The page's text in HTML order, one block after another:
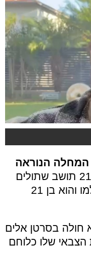
הנוראה
אדיר אחרק בן 21 תושב שתולים
ולוחם בצנחנים הלך אמש לעולמו והוא בן 21
גילה שהוא חולה בסרטן אלים
שלו כלוחם